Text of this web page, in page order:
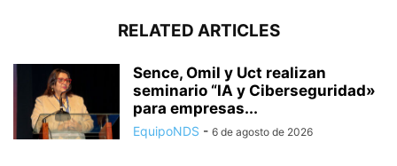
RELATED ARTICLES
Sence, Omil y Uct realizan
seminario “IA y Ciberseguridad»
para empresas...
EquipoNDS - 6 de agosto de 2026